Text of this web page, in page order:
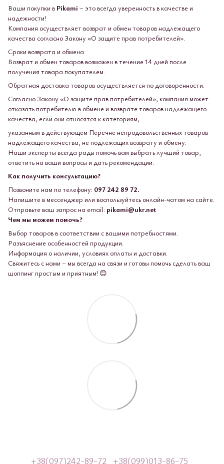
Ваши покупки в Pikami – это всегда уверенность в качестве и
надежности!
Компания осуществляет возврат и обмен товаров надлежащего
качества согласно Закону «О защите прав потребителей».
Сроки возврата и обмена
Возврат и обмен товаров возможен в течение 14 дней после
получения товара покупателем.
Обратная доставка товаров осуществляется по договоренности.
Согласно Закону «О защите прав потребителей», компания может
отказать потребителю в обмене и возврате товаров надлежащего
качества, если они относятся к категориям,
указанным в действующем Перечне непродовольственных товаров
надлежащего качества, не подлежащих возврату и обмену.
Наши эксперты всегда рады помочь вам выбрать лучший товар,
ответить на ваши вопросы и дать рекомендации.
Как получить консультацию?
Позвоните нам по телефону: 097 242 89 72.
Напишите в мессенджер или воспользуйтесь онлайн-чатом на сайте.
Отправьте ваш запрос на email: pikami@ukr.net
Чем мы можем помочь?
Выбор товаров в соответствии с вашими потребностями.
Разъяснение особенностей продукции.
Информация о наличии, условиях оплаты и доставки.
Свяжитесь с нами – мы всегда на связи и готовы помочь сделать ваш
шоппинг простым и приятным! 😊
+38(097)242-89-72 +38(099)013-86-75